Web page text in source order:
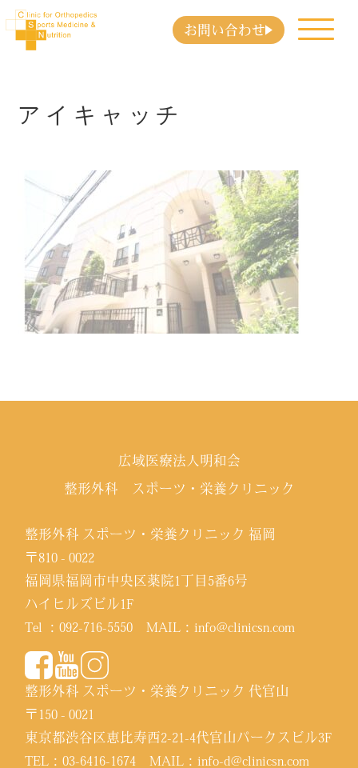
お問い合わせ
アイキャッチ
広域医療法人明和会
整形外科 スポーツ・栄養クリニック
整形外科 スポーツ・栄養クリニック 福岡
〒810 - 0022
福岡県福岡市中央区薬院1丁目5番6号
ハイヒルズビル1F
Tel ：092-716-5550 MAIL：info@clinicsn.com
整形外科 スポーツ・栄養クリニック 代官山
〒150 - 0021
東京都渋谷区恵比寿西2-21-4代官山パークスビル3F
TEL：03-6416-1674 MAIL：info-d@clinicsn.com